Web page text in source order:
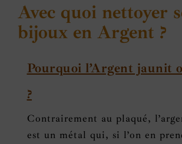
Avec quoi nettoyer
bijoux en Argent ?
Pourquoi l’Argent jaunit
?
Contrairement au plaqué,
est un métal qui, si l’on en